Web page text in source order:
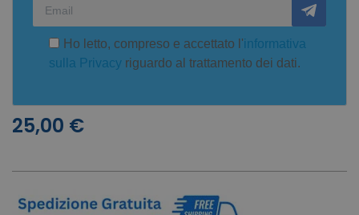
Ho letto, compreso e accettato l'informativa
sulla Privacy riguardo al trattamento dei dati.
25,00 €